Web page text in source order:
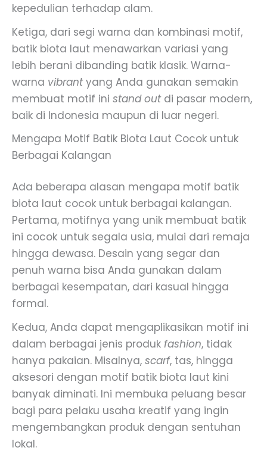
kepedulian terhadap alam.
Ketiga, dari segi warna dan kombinasi motif,
batik biota laut menawarkan variasi yang
lebih berani dibanding batik klasik. Warna-
warna vibrantyang Anda gunakan semakin
membuat motif ini stand outdi pasar modern,
baik di Indonesia maupun di luar negeri.
Mengapa Motif Batik Biota Laut Cocok untuk
Berbagai Kalangan
Ada beberapa alasan mengapa motif batik
biota laut cocok untuk berbagai kalangan.
Pertama, motifnya yang unik membuat batik
ini cocok untuk segala usia, mulai dari remaja
hingga dewasa. Desain yang segar dan
penuh warna bisa Anda gunakan dalam
berbagai kesempatan, dari kasual hingga
formal.
Kedua, Anda dapat mengaplikasikan motif ini
dalam berbagai jenis produk fashion, tidak
hanya pakaian. Misalnya, scarf, tas, hingga
aksesori dengan motif batik biota laut kini
banyak diminati. Ini membuka peluang besar
bagi para pelaku usaha kreatif yang ingin
mengembangkan produk dengan sentuhan
lokal.